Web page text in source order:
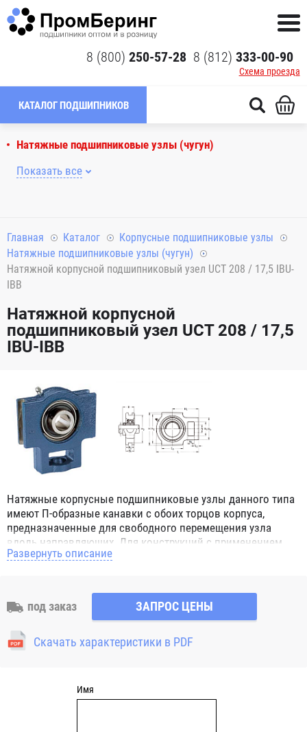
8 (800) 250-57-28 8 (812) 333-00-90
Схема проезда
КАТАЛОГ ПОДШИПНИКОВ
Натяжные подшипниковые узлы (чугун)
Показать все
Главная Каталог
Корпусные подшипниковые узлы
Натяжные подшипниковые узлы (чугун)
Натяжной корпусной подшипниковый узел UCT 208 / 17,5 IBU-
IBB
Натяжной корпусной
подшипниковый узел UCT 208 / 17,5
IBU-IBB
Натяжные корпусные подшипниковые узлы данного типа
имеют П-образные канавки с обоих торцов корпуса,
предназначенные для свободного перемещения узла
вдоль направляющих. Для конструкций с применением
данного узла нет ограничений, даже если вал вращается
наружное сферическое кольцо и благодаря этому обладает
свойством самоцентрирования. Корпусной
подшипниковый узел натяжного типа может применяться
там, где требуется регулировать расстояние между валом и
натяжения приводных ремней и зубчатых передачах)
Развернуть описание
под заказ ЗАПРОС ЦЕНЫ
Скачать характеристики в PDF
Имя